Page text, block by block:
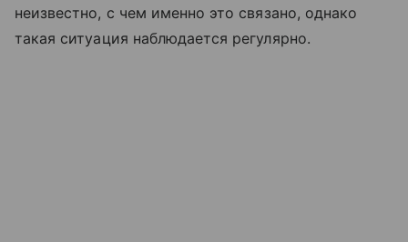
неизвестно, с чем именно это связано, однако
такая ситуация наблюдается регулярно.